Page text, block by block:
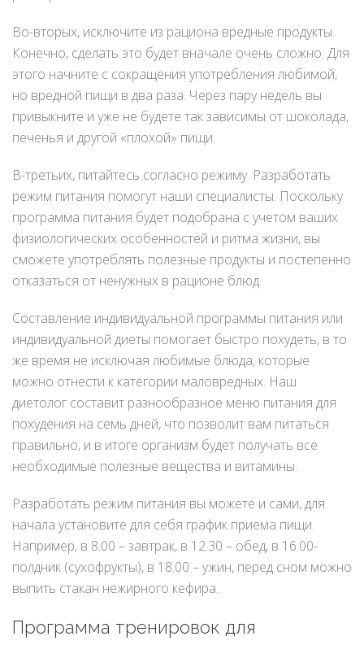
Во-вторых, исключите из рациона вредные продукты.
Конечно, сделать это будет вначале очень сложно. Для
этого начните с сокращения употребления любимой,
но вредной пищи в два раза. Через пару недель вы
привыкните и уже не будете так зависимы от шоколада,
печенья и другой «плохой» пищи.
В-третьих, питайтесь согласно режиму. Разработать
режим питания помогут наши специалисты. Поскольку
программа питания будет подобрана с учетом ваших
физиологических особенностей и ритма жизни, вы
сможете употреблять полезные продукты и постепенно
отказаться от ненужных в рационе блюд.
Составление индивидуальной программы питания или
индивидуальной диеты помогает быстро похудеть, в то
же время не исключая любимые блюда, которые
можно отнести к категории маловредных. Наш
диетолог составит разнообразное меню питания для
похудения на семь дней, что позволит вам питаться
правильно, и в итоге организм будет получать все
необходимые полезные вещества и витамины.
Разработать режим питания вы можете и сами, для
начала установите для себя график приема пищи.
Например, в 8.00 – завтрак, в 12.30 – обед, в 16.00-
полдник (сухофрукты), в 18.00 – ужин, перед сном можно
выпить стакан нежирного кефира.
Программа тренировок для